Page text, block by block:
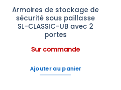
Armoires de stockage de
sécurité sous paillasse
SL-CLASSIC-UB avec 2
portes
Sur commande
Ajouter au panier